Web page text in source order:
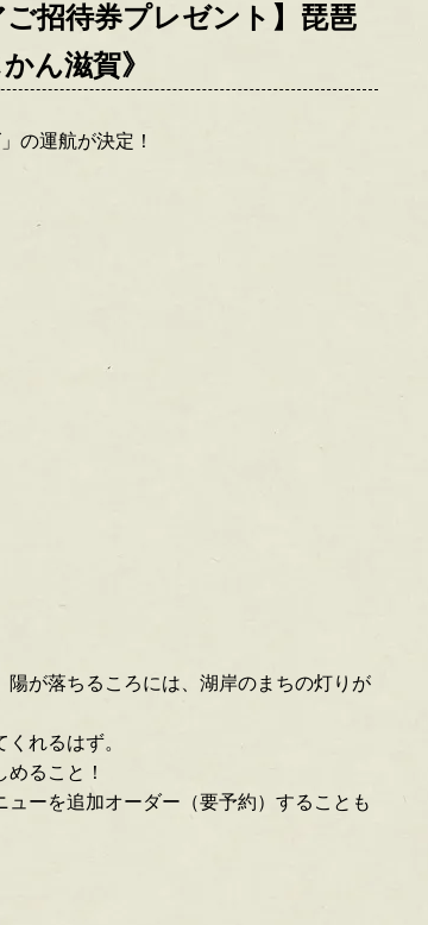
招待券プレゼント】琵琶
ん滋賀》
の運航が決定！
が落ちるころには、湖岸のまちの灯りが
れるはず。
ること！
ーを追加オーダー（要予約）することも